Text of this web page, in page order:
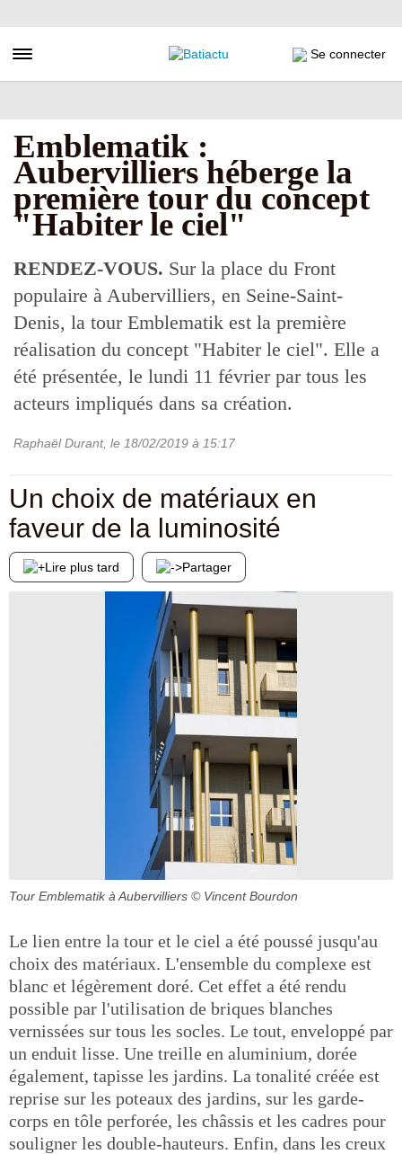
au
principal
Toggle navigation Se connecter
Emblematik :
Aubervilliers héberge la
première tour du concept
"Habiter le ciel"
RENDEZ-VOUS. Sur la place du Front
populaire à Aubervilliers, en Seine-Saint-
Denis, la tour Emblematik est la première
réalisation du concept "Habiter le ciel". Elle a
été présentée, le lundi 11 février par tous les
acteurs impliqués dans sa création.
Raphaël Durant, le 18/02/2019 à 15:17
Un choix de matériaux en
faveur de la luminosité
Lire plus tard Partager
Tour Emblematik à Aubervilliers © Vincent Bourdon
Le lien entre la tour et le ciel a été poussé jusqu'au
choix des matériaux. L'ensemble du complexe est
blanc et légèrement doré. Cet effet a été rendu
possible par l'utilisation de briques blanches
vernissées sur tous les socles. Le tout, enveloppé par
un enduit lisse. Une treille en aluminium, dorée
également, tapisse les jardins. La tonalité créée est
reprise sur les poteaux des jardins, sur les garde-
corps en tôle perforée, les châssis et les cadres pour
souligner les double-hauteurs. Enfin, dans les creux